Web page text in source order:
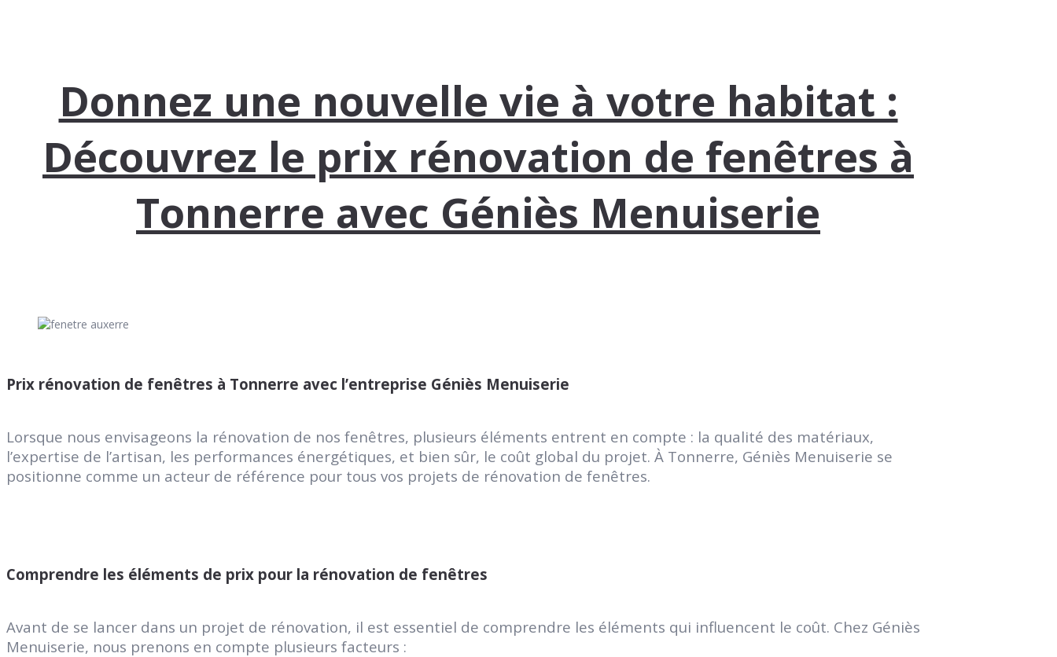
Donnez une nouvelle vie à votre habitat :
Découvrez le prix rénovation de fenêtres à
Tonnerre avec Géniès Menuiserie
Prix rénovation de fenêtres à Tonnerre avec l’entreprise Géniès Menuiserie
Lorsque nous envisageons la rénovation de nos fenêtres, plusieurs éléments entrent en compte : la qualité des matériaux,
l’expertise de l’artisan, les performances énergétiques, et bien sûr, le coût global du projet. À Tonnerre, Géniès Menuiserie se
positionne comme un acteur de référence pour tous vos projets de rénovation de fenêtres.
Comprendre les éléments de prix pour la rénovation de fenêtres
Avant de se lancer dans un projet de rénovation, il est essentiel de comprendre les éléments qui influencent le coût. Chez Géniès
Menuiserie, nous prenons en compte plusieurs facteurs :